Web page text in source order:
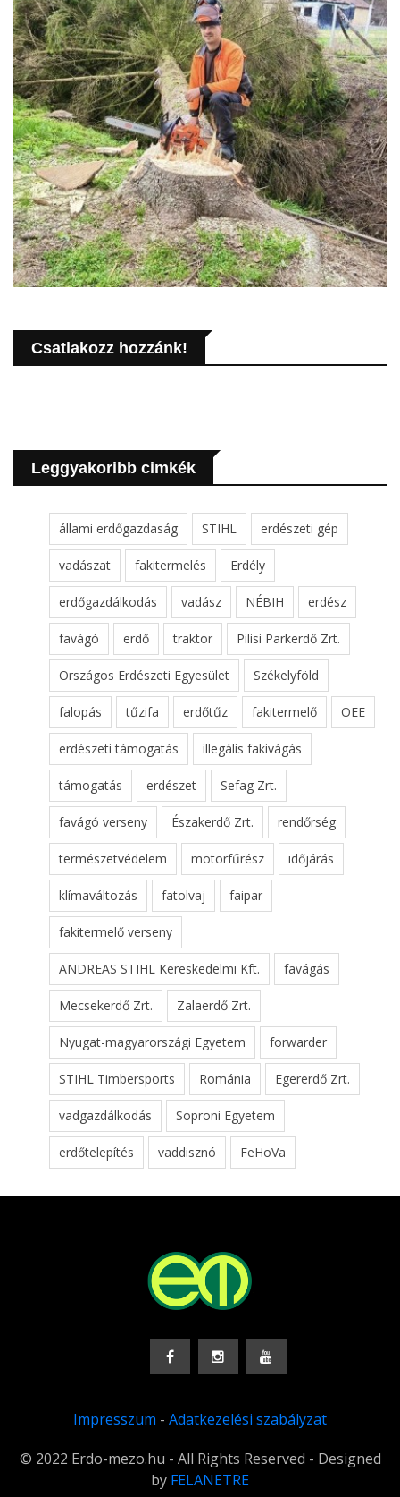
Csatlakozz hozzánk!
Leggyakoribb cimkék
állami erdőgazdaság STIHL erdészeti gép
vadászat fakitermelés Erdély
erdőgazdálkodás vadász NÉBIH erdész
favágó erdő traktor Pilisi Parkerdő Zrt.
Országos Erdészeti Egyesület Székelyföld
falopás tűzifa erdőtűz fakitermelő OEE
erdészeti támogatás illegális fakivágás
támogatás erdészet Sefag Zrt.
favágó verseny Északerdő Zrt. rendőrség
természetvédelem motorfűrész időjárás
klímaváltozás fatolvaj faipar
fakitermelő verseny
ANDREAS STIHL Kereskedelmi Kft. favágás
Mecsekerdő Zrt. Zalaerdő Zrt.
Nyugat-magyarországi Egyetem forwarder
STIHL Timbersports Románia Egererdő Zrt.
vadgazdálkodás Soproni Egyetem
erdőtelepítés vaddisznó FeHoVa
Impresszum - Adatkezelési szabályzat
© 2022 Erdo-mezo.hu - All Rights Reserved - Designed
by FELANETRE